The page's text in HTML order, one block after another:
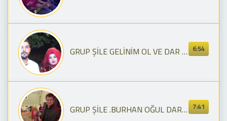
6:54
GRUP ŞİLE GELİNİM OL VE DAR GELECEK
7:41
GRUP ŞİLE .BURHAN OĞUL DAR GELECEK…